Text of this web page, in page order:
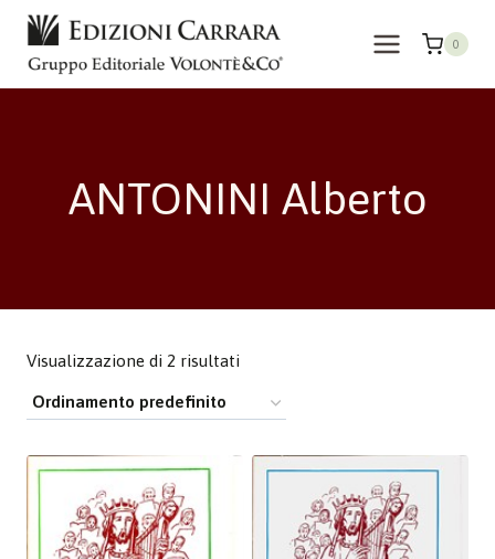
Salta
contenuto
0
ANTONINI Alberto
Visualizzazione di 2 risultati